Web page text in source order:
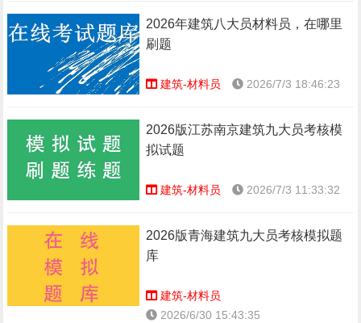
2026年建筑八大员材料员，在哪里
刷题
建筑-材料员 2026/7/3 18:46:23
2026版江苏南京建筑九大员考核模
拟试题
建筑-材料员 2026/7/3 11:33:32
2026版青海建筑九大员考核模拟题
库
建筑-材料员
2026/6/30 15:43:35